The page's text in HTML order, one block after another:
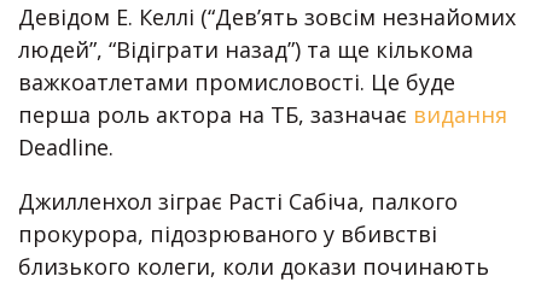
Девідом Е. Келлі (“Дев’ять зовсім незнайомих
людей”, “Відіграти назад”) та ще кількома
важкоатлетами промисловості. Це буде
перша роль актора на ТБ, зазначає видання
Deadline.
Джилленхол зіграє Расті Сабіча, палкого
прокурора, підозрюваного у вбивстві
близького колеги, коли докази починають